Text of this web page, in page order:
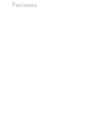
Реклама